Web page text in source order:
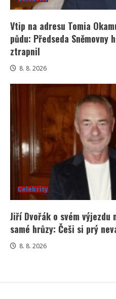
Vtip na adresu Tomia
půdu: Předseda
ztrapnil
8. 8. 2026
Celebrity
Jiří Dvořák o svém výjezdu
samé hrůzy: Češi si prý
8. 8. 2026